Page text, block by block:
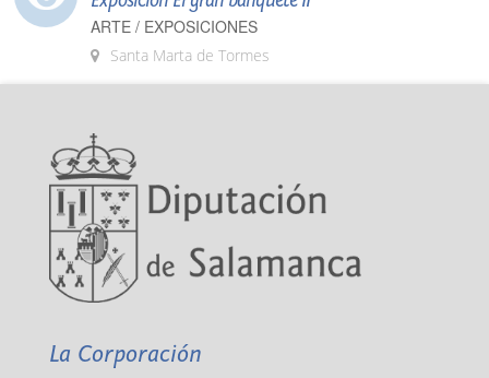
ARTE / EXPOSICIONES
Santa Marta de Tormes
La Corporación